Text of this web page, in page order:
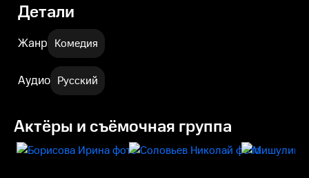
Детали
Жанр Комедия
Аудио Русский
Актёры и съёмочная группа